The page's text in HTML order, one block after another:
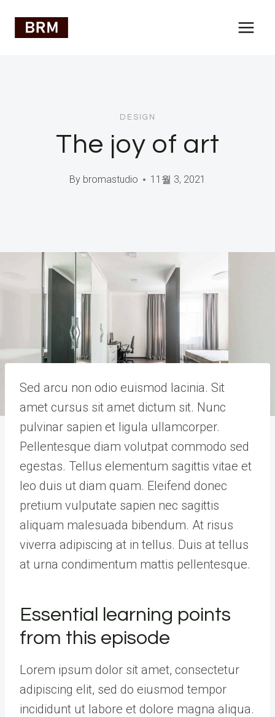
DESIGN
The joy of art
By bromastudio 11월 3, 2021
Sed arcu non odio euismod lacinia. Sit
amet cursus sit amet dictum sit. Nunc
pulvinar sapien et ligula ullamcorper.
Pellentesque diam volutpat commodo sed
egestas. Tellus elementum sagittis vitae et
leo duis ut diam quam. Eleifend donec
pretium vulputate sapien nec sagittis
aliquam malesuada bibendum. At risus
viverra adipiscing at in tellus. Duis at tellus
at urna condimentum mattis pellentesque.
Essential learning points
from this episode
Lorem ipsum dolor sit amet, consectetur
adipiscing elit, sed do eiusmod tempor
incididunt ut labore et dolore magna aliqua.